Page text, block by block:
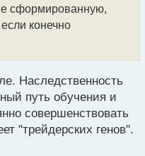
сформированную,
конечно
Наследственность
путь обучения и
совершенствовать
"трейдерских генов".